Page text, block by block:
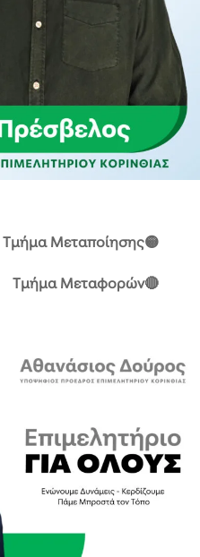
Τμήμα Μεταποίησης🟡
Τμήμα Μεταφορών🔴